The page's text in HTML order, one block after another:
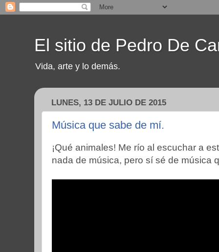
El sitio de Pedro De
Vida, arte y lo demás.
LUNES, 13 DE JULIO DE 2015
Música que sabe de mí.
¡Qué animales! Me río al escuchar a
nada de música, pero sí sé de música